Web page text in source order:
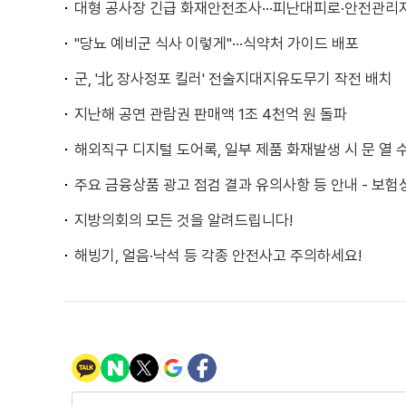
대형 공사장 긴급 화재안전조사···피난대피로·안전관리
"당뇨 예비군 식사 이렇게"···식약처 가이드 배포
군, '北 장사정포 킬러' 전술지대지유도무기 작전 배치
지난해 공연 관람권 판매액 1조 4천억 원 돌파
해외직구 디지털 도어록, 일부 제품 화재발생 시 문 열
주요 금융상품 광고 점검 결과 유의사항 등 안내 - 보험
지방의회의 모든 것을 알려드립니다!
해빙기, 얼음·낙석 등 각종 안전사고 주의하세요!